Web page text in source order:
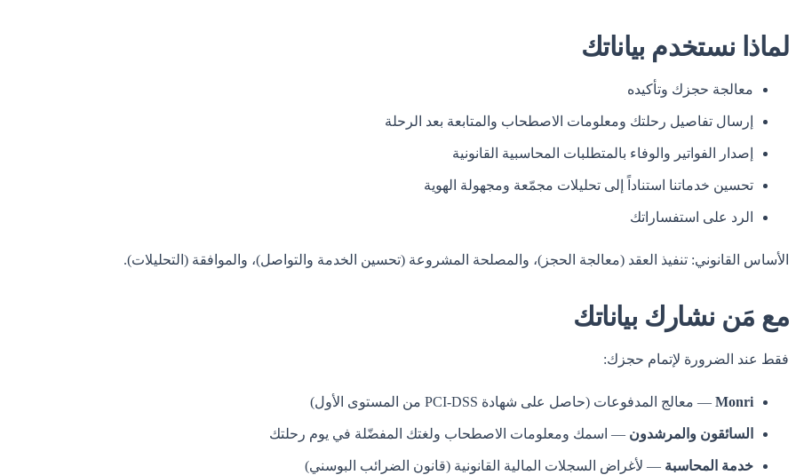
لماذا نستخدم بياناتك
معالجة حجزك وتأكيده
إرسال تفاصيل رحلتك ومعلومات الاصطحاب والمتابعة بعد الرحلة
إصدار الفواتير والوفاء بالمتطلبات المحاسبية القانونية
تحسين خدماتنا استناداً إلى تحليلات مجمّعة ومجهولة الهوية
الرد على استفساراتك
الأساس القانوني: تنفيذ العقد (معالجة الحجز)، والمصلحة المشروعة (تحسين الخدمة والتواصل)، والموافقة (التحليلات).
مع مَن نشارك بياناتك
فقط عند الضرورة لإتمام حجزك:
Monri — معالج المدفوعات (حاصل على شهادة PCI-DSS من المستوى الأول)
السائقون والمرشدون — اسمك ومعلومات الاصطحاب ولغتك المفضّلة في يوم رحلتك
خدمة المحاسبة — لأغراض السجلات المالية القانونية (قانون الضرائب البوسني)